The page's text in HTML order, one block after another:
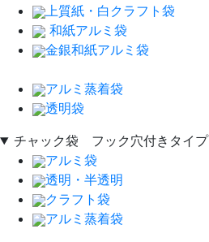
上質紙・白クラフト袋
和紙アルミ袋
金銀和紙アルミ袋
アルミ蒸着袋
透明袋
チャック袋 フック穴付きタイプ
アルミ袋
透明・半透明
クラフト袋
アルミ蒸着袋